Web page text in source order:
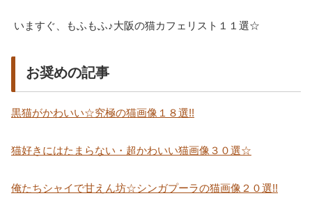
いますぐ、もふもふ♪大阪の猫カフェリスト１１選☆
お奨めの記事
黒猫がかわいい☆究極の猫画像１８選!!
猫好きにはたまらない・超かわいい猫画像３０選☆
俺たちシャイで甘えん坊☆シンガプーラの猫画像２０選!!